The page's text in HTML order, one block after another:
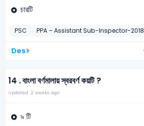
চারটি
PSC PPA – Assistant Sub-Inspector-2018
Des
14 .বাংলা বর্ণমালায় স্বরবর্ণ কয়টি ?
Updated: 2 weeks ago
৯ টি